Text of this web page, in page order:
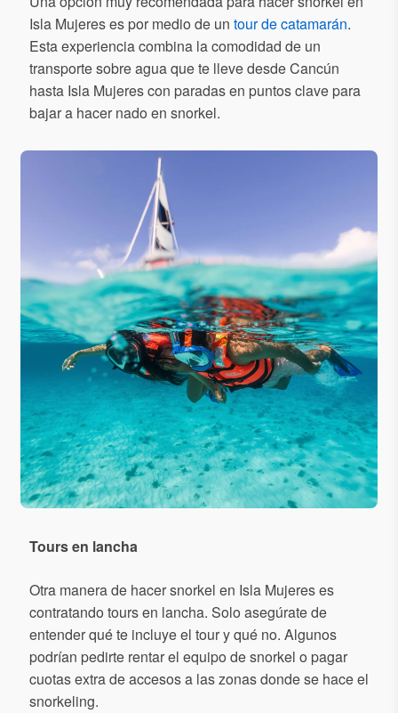
Isla Mujeres es por medio de un tour de catamarán.
Esta experiencia combina la comodidad de un
transporte sobre agua que te lleve desde Cancún
hasta Isla Mujeres con paradas en puntos clave para
bajar a hacer nado en snorkel.
Tours en lancha
Otra manera de hacer snorkel en Isla Mujeres es
contratando tours en lancha. Solo asegúrate de
entender qué te incluye el tour y qué no. Algunos
podrían pedirte rentar el equipo de snorkel o pagar
cuotas extra de accesos a las zonas donde se hace el
snorkeling.